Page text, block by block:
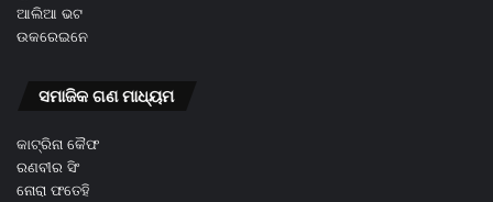
ଆଲିଆ ଭଟ
ଉକରେଇନେ
ସମାଜିକ ଗଣ ମାଧ୍ୟମ
କାଟ୍ରିନା କୈଫ
ରଣବୀର ସିଂ
ନୋରା ଫତେହି